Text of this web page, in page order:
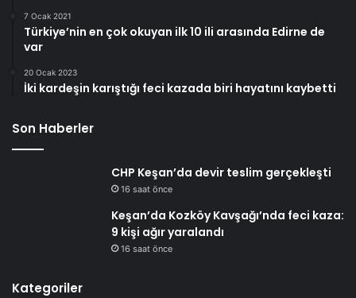
7 Ocak 2021
Türkiye’nin en çok okuyan ilk 10 ili arasında Edirne de
var
20 Ocak 2023
İki kardeşin karıştığı feci kazada biri hayatını kaybetti
Son Haberler
CHP Keşan’da devir teslim gerçekleşti
16 saat önce
Keşan’da Kozköy Kavşağı’nda feci kaza:
9 kişi ağır yaralandı
16 saat önce
Kategoriler